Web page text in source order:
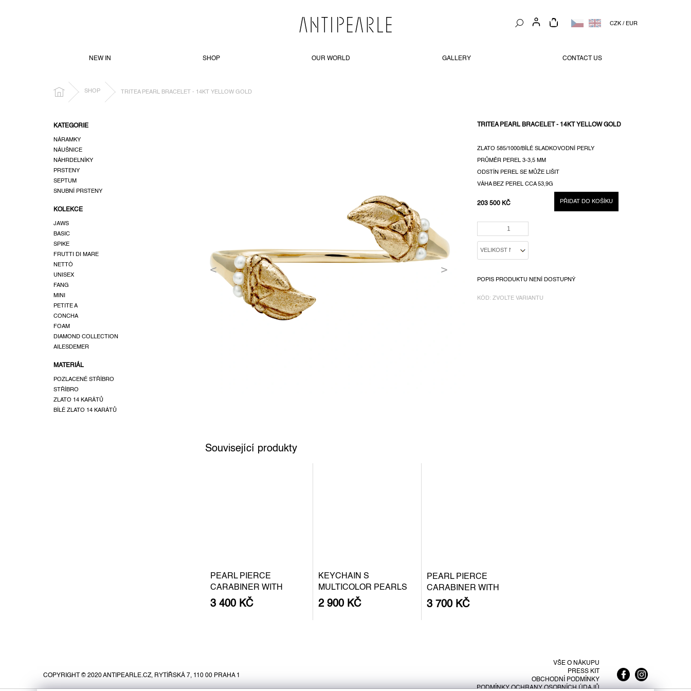
CZK / EUR
NÁKUPNÍ
NEW IN SHOP OUR WORLD GALLERY CONTACT US
DOMŮ SHOP TRITEA PEARL BRACELET - 14KT YELLOW GOLD
KATEGORIE
NÁRAMKY
NÁUŠNICE
NÁHRDELNÍKY
PRSTENY
SEPTUM
SNUBNÍ PRSTENY
KOLEKCE
JAWS
BASIC
SPIKE
FRUTTI DI MARE
NETTÓ
UNISEX
FANG
MINI
PETITE A
CONCHA
FOAM
DIAMOND COLLECTION
AILESDEMER
MATERIÁL
POZLACENÉ STŘÍBRO
STŘÍBRO
ZLATO 14 KARÁTŮ
BÍLÉ ZLATO 14 KARÁTŮ
TRITEA PEARL BRACELET - 14KT YELLOW GOLD
203 500 KČ PŘIDAT DO KOŠÍKU
ZLATO 585/1000/BÍLÉ SLADKOVODNÍ PERLY
PRŮMĚR PEREL 3-3,5 MM
ODSTÍN PEREL SE MŮŽE LIŠIT
VÁHA BEZ PEREL CCA 53,9G
POPIS PRODUKTU NENÍ DOSTUPNÝ
KÓD: ZVOLTE VARIANTU
Související produkty
PEARL PIERCE
CARABINER WITH
BAROQUE PEARL S -
3 400 KČ
KEYCHAIN S
MULTICOLOR PEARLS
2 900 KČ
PEARL PIERCE
CARABINER WITH
BAROQUE PEARL S -
3 700 KČ
COPYRIGHT © 2020 ANTIPEARLE.CZ, RYTÍŘSKÁ 7, 110 00 PRAHA 1
VŠE O NÁKUPU
PRESS KIT
OBCHODNÍ PODMÍNKY
PODMÍNKY OCHRANY OSOBNÍCH ÚDAJŮ